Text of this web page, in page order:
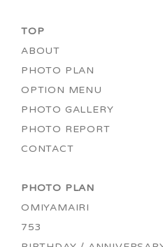
TOP
ABOUT
PHOTO PLAN
OPTION MENU
PHOTO GALLERY
PHOTO REPORT
CONTACT
PHOTO PLAN
OMIYAMAIRI
753